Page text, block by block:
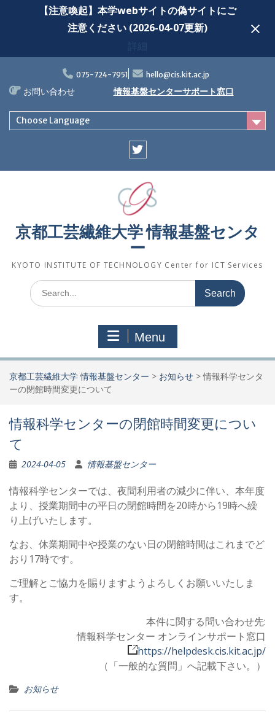
【注意喚起】本学webサイトの偽サイトにご
注意ください (2026-04-07更新)
詳細
content
075-724-7951 hello@cis.kit.ac.jp
お問い合わせ 情報基盤センターサポート窓口
Choose Language
京都工芸繊維大学 情報基盤センタ
ー
KYOTO INSTITUTE OF TECHNOLOGY Center for ICT Services
Search
for:
Menu
京都工芸繊維大学 情報基盤センター > お知らせ >情報科学センタ
ーの閉館時間変更について
情報科学センターの閉館時間変更につい
て
2024-04-05 情報基盤センター
情報科学センターでは、夜間利用者の減少に伴い、本年度
より、授業期間中の平日の閉館時間を20時から19時へ繰
り上げいたします。
なお、休業期間中や授業のない日の閉館時間はこれまでど
おり17時です。
ご理解とご協力を賜りますようよろしくお願いいたしま
す。
本件に関する問い合わせ先:
情報科学センター オンラインサポート窓口
https://helpdesk.cis.kit.ac.jp/
（「一般的な質問」へ記載下さい。）
お知らせ